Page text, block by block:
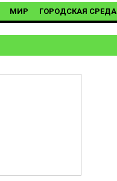
МИР ГОРОДСКАЯ СРЕДА